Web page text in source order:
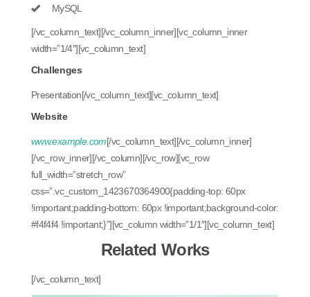
MySQL
[/vc_column_text][/vc_column_inner][vc_column_inner
width=”1/4″][vc_column_text]
Challenges
Presentation[/vc_column_text][vc_column_text]
Website
www.example.com[/vc_column_text][/vc_column_inner]
[/vc_row_inner][/vc_column][/vc_row][vc_row
full_width=”stretch_row”
css=”.vc_custom_1423670364900{padding-top: 60px
!important;padding-bottom: 60px !important;background-color:
#f4f4f4 !important;}”][vc_column width=”1/1″][vc_column_text]
Related Works
[/vc_column_text]